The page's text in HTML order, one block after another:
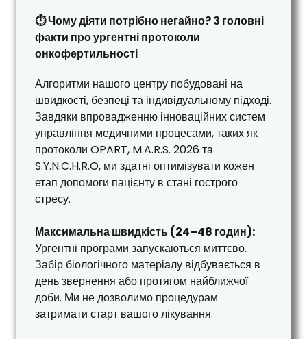
⏱️ Чому діяти потрібно негайно? 3 головні
факти про ургентні протоколи
онкофертильності
Алгоритми нашого центру побудовані на
швидкості, безпеці та індивідуальному підході.
Завдяки впровадженню інноваційних систем
управління медичними процесами, таких як
протоколи OPART, M.A.R.S. 2026 та
S.Y.N.C.H.R.O, ми здатні оптимізувати кожен
етап допомоги пацієнту в стані гострого
стресу.
Максимальна швидкість (24–48 годин):
Ургентні програми запускаються миттєво.
Забір біологічного матеріалу відбувається в
день звернення або протягом найближчої
доби. Ми не дозволимо процедурам
затримати старт вашого лікування.